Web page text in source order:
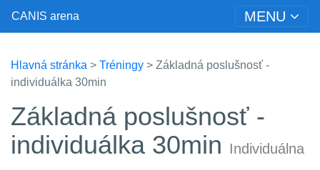
CANIS arena MENU
Hlavná stránka > Tréningy > Základná poslušnosť -
individuálka 30min
Základná poslušnosť -
individuálka 30min
Individuálna